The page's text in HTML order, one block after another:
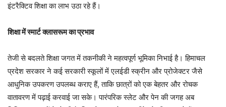
इंटरैक्टिव शिक्षा का लाभ उठा रहे हैं।
शिक्षा में स्मार्ट क्लासरूम का प्रभाव
तेजी से बदलते शिक्षा जगत में तकनीकी ने महत्वपूर्ण भूमिका निभाई है। हिमाचल
प्रदेश सरकार ने कई सरकारी स्कूलों में एलईडी स्क्रीन और प्रोजेक्टर जैसे
आधुनिक उपकरण उपलब्ध कराए हैं, ताकि छात्रों को एक बेहतर और रोचक
वातावरण में पढ़ाई करवाई जा सके। पारंपरिक स्लेट और पेन की जगह अब